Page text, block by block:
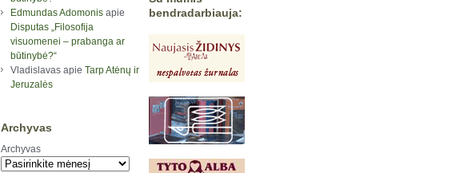
Edmundas Adomonis apie
Disputas „Filosofija
visuomenei – prabanga ar
būtinybė?“
Vladislavas apie Tarp Atėnų ir
Jeruzalės
Archyvas
Archyvas
bendradarbiauja: